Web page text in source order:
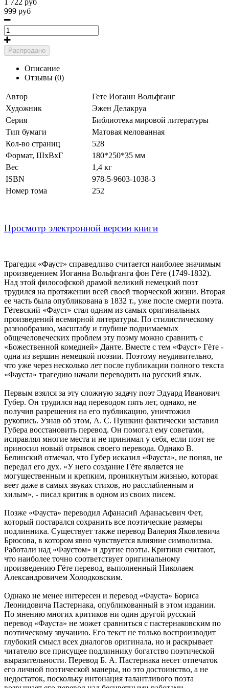
999 руб
Распродано
Описание
Отзывы (0)
Автор Гете Иоганн Вольфганг
Художник
Эжен Делакруа
Серия
Библиотека мировой литературы
Тип бумаги
Матовая мелованная
Кол-во страниц
528
Формат, ШхВхГ
180*250*35 мм
Вес
1,4 кг
ISBN
978-5-9603-1038-3
Номер тома
252
Просмотр электронной версии книги
Трагедия «Фауст» справедливо считается наиболее значимым
произведением Иоганна Вольфганга фон Гёте (1749-1832).
Над этой философской драмой великий немецкий поэт
трудился на протяжении всей своей творческой жизни. Вторая
ее часть была опубликована в 1832 т., уже после смерти поэта.
Гётевский «Фауст» стал одним из самых оригинальных
произведений всемирной литературы. По стилистическому
разнообразию, масштабу и глубине поднимаемых
общечеловеческих проблем эту поэму можно сравнить с
«Божественной комедией» Данте. Вместе с тем «Фауст» Гёте -
одна из вершин немецкой поэзии. Поэтому неудивительно,
что уже через несколько лет после публикации полного текста
«Фауста» трагедию начали переводить на русский язык.
Первым взялся за эту сложную задачу поэт Эдуард Иванович
Губер. Он трудился над переводом пять лет, однако, не
получив разрешения на его публикацию, уничтожил
рукопись. Узнав об этом, А. С. Пушкин фактически заставил
Губера восстановить перевод. Он помогал ему советами,
исправлял многие места и не принимал у себя, если поэт не
приносил новый отрывок своего перевода. Однако В.
Белинский отмечал, что Губер исказил «Фауста», не понял, не
передал его дух. «У него создание Гёте является не
могущественным и крепким, проникнутым жизнью, которая
веет даже в самых звуках стихов, но расслабленным и
хилым», - писал критик в одном из своих писем.
Позже «Фауста» переводил Афанасий Афанасьевич Фет,
который постарался сохранить все поэтические размеры
подлинника. Существует также перевод Валерия Яковлевича
Брюсова, в котором явно чувствуется влияние символизма.
Работали над «Фаустом» и другие поэты. Критики считают,
что наиболее точно соответствует оригинальному
произведению Гёте перевод, выполненный Николаем
Александровичем Холодковским.
Однако не менее интересен и перевод «Фауста» Бориса
Леонидовича Пастернака, опубликованный в этом издании.
По мнению многих критиков ни один другой русский
перевод «Фауста» не может сравниться с пастернаковским по
поэтическому звучанию. Его текст не только воспроизводит
глубокий смысл всех диалогов оригинала, но и раскрывает
читателю все присущее подлиннику богатство поэтической
выразительности. Перевод Б. А. Пастернака несет отпечаток
его личной поэтической манеры, но это достоинство, а не
недостаток, поскольку интонация талантливого поэта